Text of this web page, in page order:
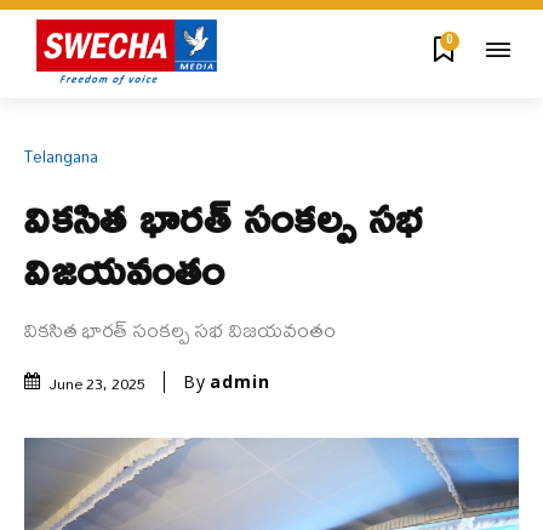
0
Telangana
వికసిత భారత్ సంకల్ప సభ
విజయవంతం
వికసిత భారత్ సంకల్ప సభ విజయవంతం
June 23, 2025 By admin